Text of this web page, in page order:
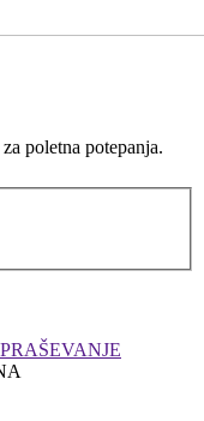
poletna potepanja.